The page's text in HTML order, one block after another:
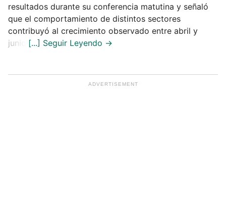
resultados durante su conferencia matutina y señaló
que el comportamiento de distintos sectores
contribuyó al crecimiento observado entre abril y
junio.